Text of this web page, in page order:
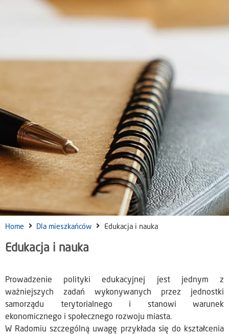
Home Dla mieszkańców Edukacja i nauka
Edukacja i nauka
Prowadzenie polityki edukacyjnej jest jednym z
ważniejszych zadań wykonywanych przez jednostki
samorządu terytorialnego i stanowi warunek
ekonomicznego i społecznego rozwoju miasta.
W Radomiu szczególną uwagę przykłada się do kształcenia